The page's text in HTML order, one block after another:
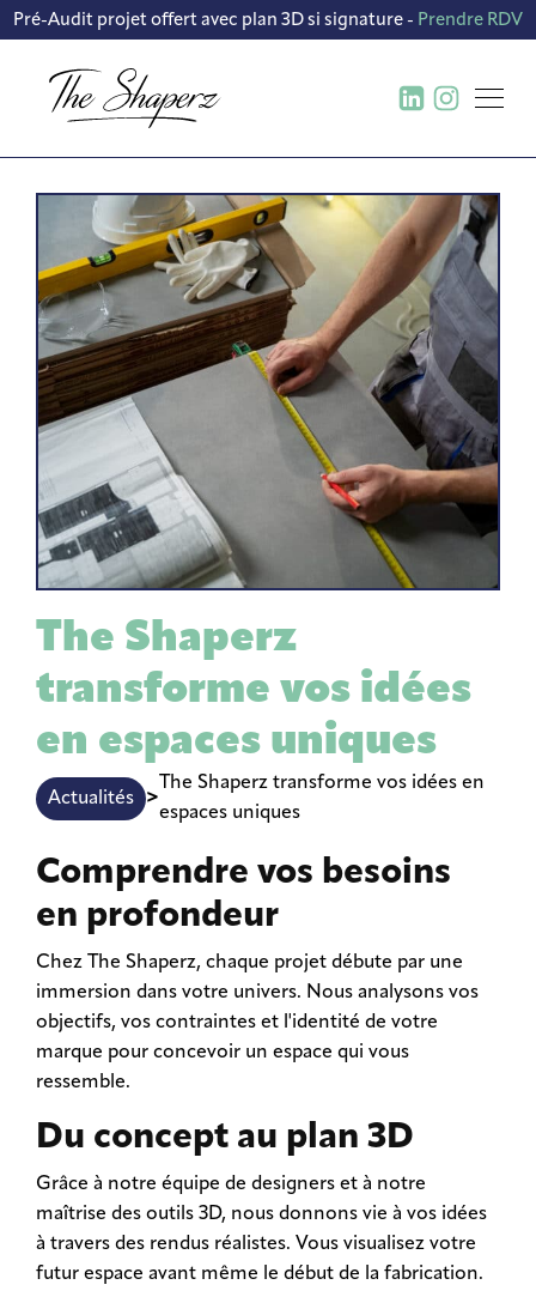
Pré-Audit projet offert avec plan 3D si signature - Prendre RDV
CRÉATION DE CONCEPT
CONCEPTION FABRICATION ET
DÉPLOIEMENT DE MOBILIER
CONTRACTANT GÉNÉRAL
TRAVAUX TOUS CORPS D’ÉTAT
The Shaperz
transforme vos idées
en espaces uniques
Actualités >
The Shaperz transforme vos idées en
espaces uniques
Comprendre vos besoins
en profondeur
Chez The Shaperz, chaque projet débute par une
immersion dans votre univers. Nous analysons vos
objectifs, vos contraintes et l'identité de votre
marque pour concevoir un espace qui vous
ressemble.
Du concept au plan 3D
Grâce à notre équipe de designers et à notre
maîtrise des outils 3D, nous donnons vie à vos idées
à travers des rendus réalistes. Vous visualisez votre
futur espace avant même le début de la fabrication.